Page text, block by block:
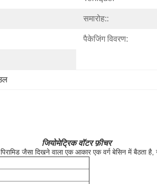
समारोह::
पैकेजिंग विवरण:
जियोमेट्रिक वॉटर फ़ीचर
जैसा दिखने वाला एक आकार एक वर्ग बेसिन में